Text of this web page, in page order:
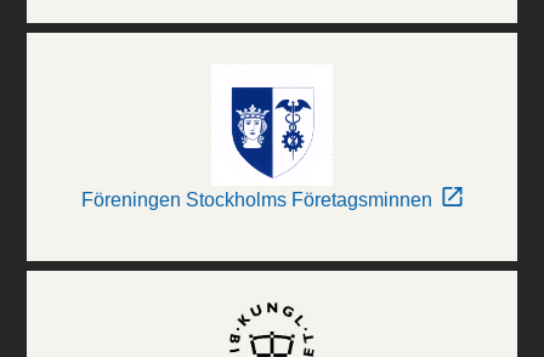
Föreningen Stockholms Företagsminnen